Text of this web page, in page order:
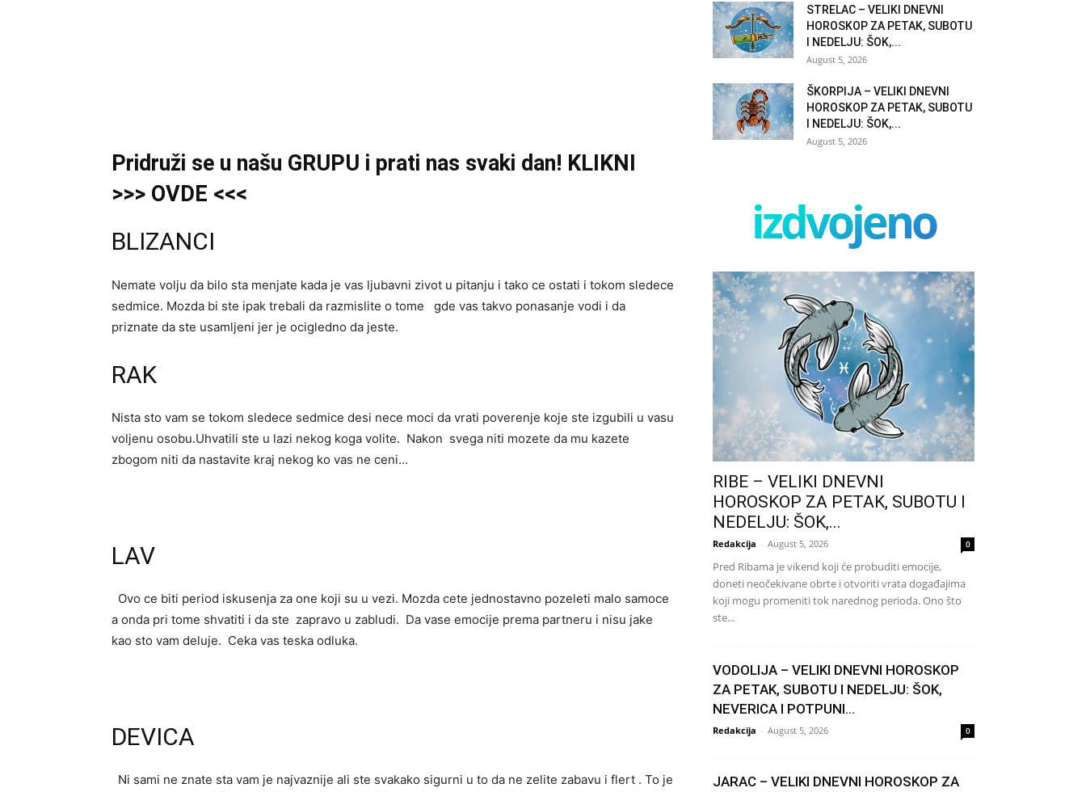
Pridruži se u našu GRUPU i prati nas svaki dan! KLIKNI
>>> OVDE <<<
BLIZANCI
Nemate volju da bilo sta menjate kada je vas ljubavni zivot u pitanju i tako ce ostati i tokom sledece
sedmice. Mozda bi ste ipak trebali da razmislite o tome gde vas takvo ponasanje vodi i da
priznate da ste usamljeni jer je ocigledno da jeste.
RAK
Nista sto vam se tokom sledece sedmice desi nece moci da vrati poverenje koje ste izgubili u vasu
voljenu osobu.Uhvatili ste u lazi nekog koga volite. Nakon svega niti mozete da mu kazete
zbogom niti da nastavite kraj nekog ko vas ne ceni…
LAV
Ovo ce biti period iskusenja za one koji su u vezi. Mozda cete jednostavno pozeleti malo samoce
a onda pri tome shvatiti i da ste zapravo u zabludi. Da vase emocije prema partneru i nisu jake
kao sto vam deluje. Ceka vas teska odluka.
DEVICA
Ni sami ne znate sta vam je najvaznije ali ste svakako sigurni u to da ne zelite zabavu i flert . To je
STRELAC – VELIKI DNEVNI
HOROSKOP ZA PETAK, SUBOTU
I NEDELJU: ŠOK,...
August 5, 2026
ŠKORPIJA – VELIKI DNEVNI
HOROSKOP ZA PETAK, SUBOTU
I NEDELJU: ŠOK,...
August 5, 2026
izdvojeno
RIBE – VELIKI DNEVNI
HOROSKOP ZA PETAK, SUBOTU I
NEDELJU: ŠOK,...
Redakcija - August 5, 2026 0
Pred Ribama je vikend koji će probuditi emocije,
doneti neočekivane obrte i otvoriti vrata događajima
koji mogu promeniti tok narednog perioda. Ono što
ste...
VODOLIJA – VELIKI DNEVNI HOROSKOP
ZA PETAK, SUBOTU I NEDELJU: ŠOK,
NEVERICA I POTPUNI...
Redakcija - August 5, 2026 0
JARAC – VELIKI DNEVNI HOROSKOP ZA